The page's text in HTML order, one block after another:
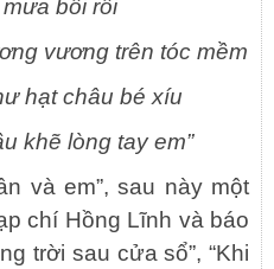
mưa bối rối
trên tóc mềm
bé xíu
tay em”
và em”, sau này một
chí Hồng Lĩnh và báo
trời sau cửa sổ”, “Khi